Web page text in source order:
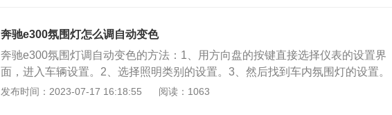
奔驰e300氛围灯怎么调自动变色
奔驰e300氛围灯调自动变色的方法：1、用方向盘的按键直接选择仪表的设置界
面，进入车辆设置。2、选择照明类别的设置。3、然后找到车内氛围灯的设置。
全新升级的奔驰E共提供了64种不同颜色的氛围灯供车主选择，也就是说，只要
发布时间：2023-07-17 16:18:55 阅读：1063